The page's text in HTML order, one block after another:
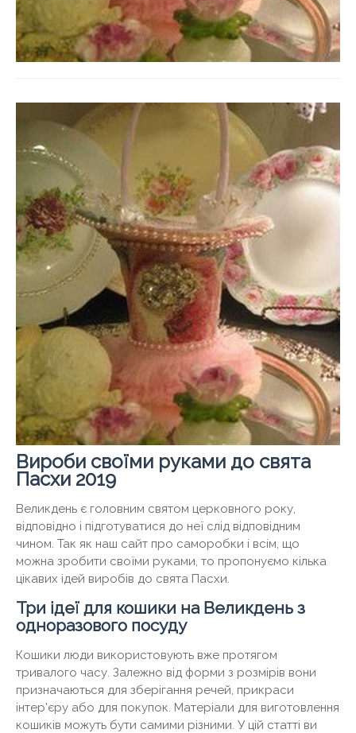
Вироби своїми руками до свята
Пасхи 2019
Великдень є головним святом церковного року,
відповідно і підготуватися до неї слід відповідним
чином. Так як наш сайт про саморобки і всім, що
можна зробити своїми руками, то пропонуємо кілька
цікавих ідей виробів до свята Пасхи.
Три ідеї для кошики на Великдень з
одноразового посуду
Кошики люди використовують вже протягом
тривалого часу. Залежно від форми з розмірів вони
призначаються для зберігання речей, прикраси
інтер'єру або для покупок. Матеріали для виготовлення
кошиків можуть бути самими різними. У цій статті ви